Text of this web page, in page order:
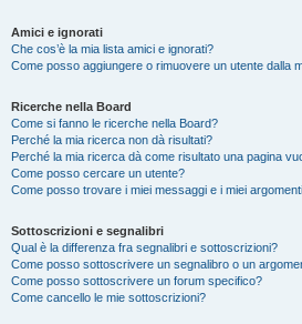
Amici e ignorati
Che cos’è la mia lista amici e ignorati?
Come posso aggiungere o rimuovere un utente dalla
Ricerche nella Board
Come si fanno le ricerche nella Board?
Perché la mia ricerca non dà risultati?
Perché la mia ricerca dà come risultato una pagina
Come posso cercare un utente?
Come posso trovare i miei messaggi e i miei
Sottoscrizioni e segnalibri
Qual è la differenza fra segnalibri e sottoscrizioni?
Come posso sottoscrivere un segnalibro o un
Come posso sottoscrivere un forum specifico?
Come cancello le mie sottoscrizioni?